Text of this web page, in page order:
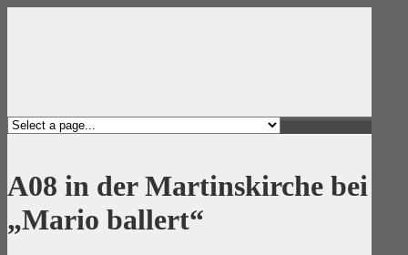
A08 in der Martinskirche bei
„Mario ballert“